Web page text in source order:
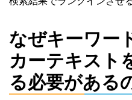
なぜキーワー
カーテキスト
る必要がある